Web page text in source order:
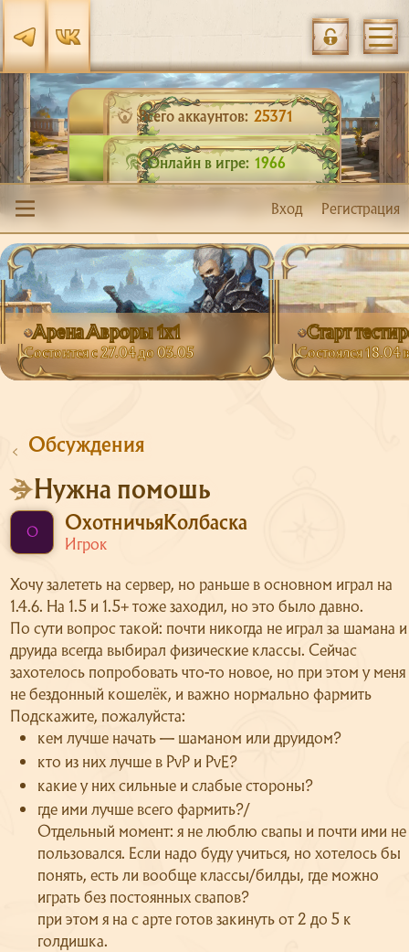
Всего аккаунтов: 25371
Онлайн в игре: 1966
Вход Регистрация
Арена Авроры 1х1
Состоится с 27.04 до 03.05
Старт
Состоялся 18.04
Обсуждения
Нужна помошь
О ОхотничьяКолбаска
Игрок
Хочу залететь на сервер, но раньше в основном играл на
1.4.6. На 1.5 и 1.5+ тоже заходил, но это было давно.
По сути вопрос такой: почти никогда не играл за шамана и
друида всегда выбирал физические классы. Сейчас
захотелось попробовать что-то новое, но при этом у меня
не бездонный кошелёк, и важно нормально фармить
Подскажите, пожалуйста:
кем лучше начать — шаманом или друидом?
кто из них лучше в PvP и PvE?
какие у них сильные и слабые стороны?
где ими лучше всего фармить?/
Отдельный момент: я не люблю свапы и почти ими не
пользовался. Если надо буду учиться, но хотелось бы
понять, есть ли вообще классы/билды, где можно
играть без постоянных свапов?
при этом я на с арте готов закинуть от 2 до 5 к
голдишка.